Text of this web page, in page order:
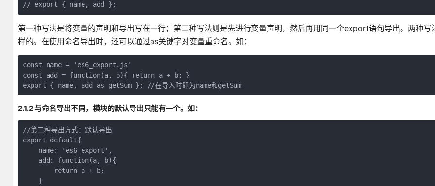
// export { name, add };
第一种写法是将变量的声明和导出写在一行；第二种写法则是先进行变量声明，然后再用同一个export语句导出。两种写
样的。在使用命名导出时，还可以通过as关键字对变量重命名。如：
const name = 'es6_export.js'
const add = function(a, b){ return a + b; }
export { name, add as getSum }; //在导入时即为name和getSum
2.1.2 与命名导出不同，模块的默认导出只能有一个。如：
//第二种导出方式：默认导出
export default{
    name: 'es6_export',
    add: function(a, b){
        return a + b;
    }